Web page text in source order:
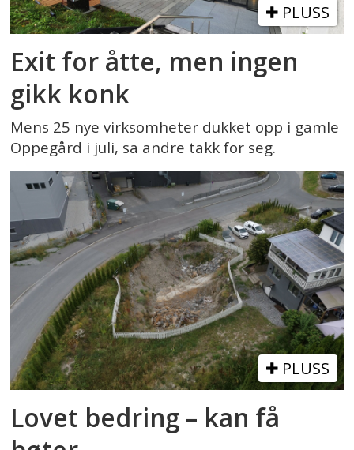
PLUSS
Exit for åtte, men ingen
gikk konk
Mens 25 nye virksomheter dukket opp i gamle
Oppegård i juli, sa andre takk for seg.
PLUSS
Lovet bedring – kan få